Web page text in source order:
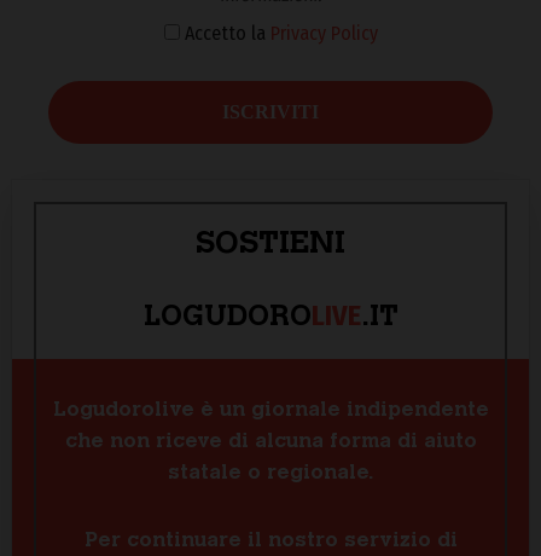
Accetto la Privacy Policy
SOSTIENI
LOGUDOROLIVE.IT
Logudorolive è un giornale indipendente
che non riceve di alcuna forma di aiuto
statale o regionale.
Per continuare il nostro servizio di